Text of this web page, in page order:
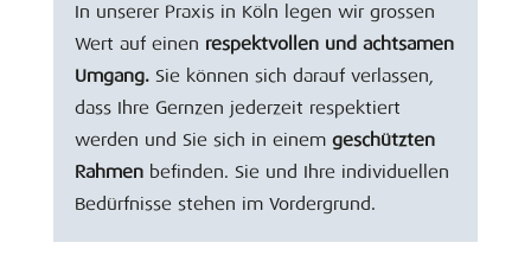
In unserer Praxis in Köln legen wir grossen
Wert auf einen respektvollen und achtsamen
Umgang.Sie können sich darauf verlassen,
dass Ihre Gernzen jederzeit respektiert
werden und Sie sich in einem geschützten
Rahmenbefinden. Sie und Ihre individuellen
Bedürfnisse stehen im Vordergrund.